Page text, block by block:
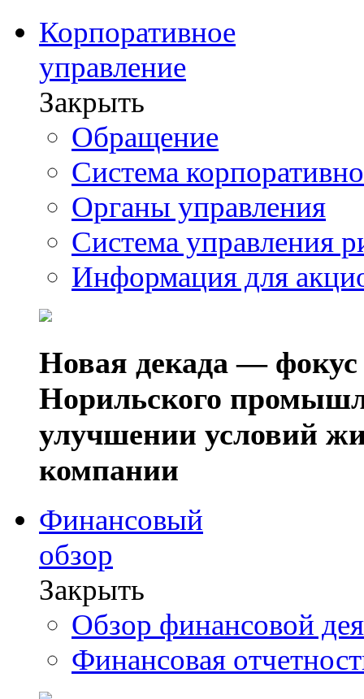
Корпоративное
управление
Закрыть
Обращение
Система
Органы управления
Система управления
Информация для
Новая декада — фокус
Норильского
улучшении условий
компании
Финансовый
обзор
Закрыть
Обзор финансовой
Финансовая